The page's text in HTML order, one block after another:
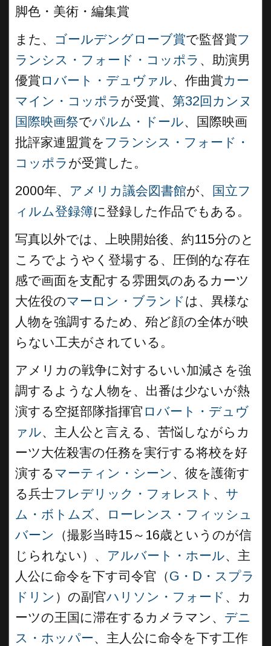
脚色・美術・編集賞
また、
ゴールデングローブ賞で監督賞フ
ランシス・フォード・コッポラ 、助演男
優賞 ロバート・デュヴァル、作曲賞カー
マイン・コッポラ が受賞、 第32回カンヌ
国際映画祭でパルム・ドール、国際映画
批評家連盟賞を フランシス・フォード・
コッポラ が受賞した。
2000年、 アメリカ議会図書館が、
国立フ
ィルム登録簿に登録した作品でもある。
写真以外では、上映開始後、約115分のと
ころでようやく登場する、圧倒的な存在
感で画面を支配する雰囲気のあるカーツ
大佐役のマーロン・ブランドは、異様な
人物を強調するため、殆ど顔の全体が映
らない工夫がされている。
アメリカの戦争に対するいい加減さを強
調するような人物を、出番は少ないが熱
演する空挺部隊指揮官 ロバート・デュヴ
ァル、主人公と言える、苦悩しながらカ
ーツ大佐殺害の任務を実行する将校を好
演するマーティン・シーン 、彼を護衛す
る兵士フレデリック・フォレスト 、 サ
ム・ボトムズ、
ローレンス・フィッシュ
バーン
（撮影当時15～16歳というのが信
じられない）、 アルバート・ホール、主
人公に命令を下す司令官（G・D・スプラ
ドリン ）の副官ハリソン・フォード 、カ
ーツの王国に滞在するカメラマン、 デニ
ス・ホッパー、主人公に命令を下す工作